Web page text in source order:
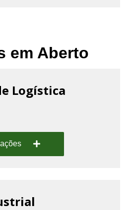
em Aberto
Logística